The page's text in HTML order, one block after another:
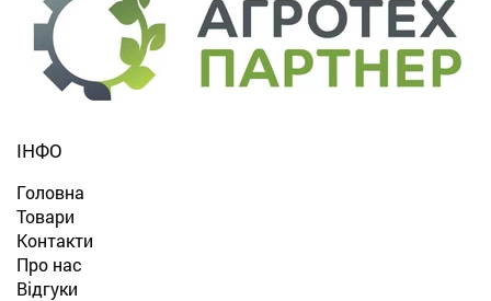
ІНФО
Головна
Товари
Контакти
Про нас
Відгуки